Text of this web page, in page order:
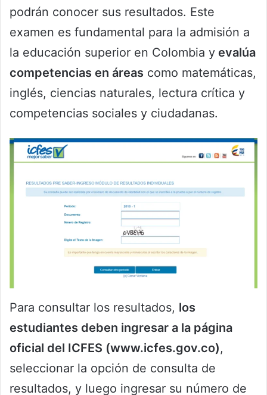
podrán conocer sus resultados. Este
examen es fundamental para la admisión a
la educación superior en Colombia y evalúa
competencias en áreas como matemáticas,
inglés, ciencias naturales, lectura crítica y
competencias sociales y ciudadanas.
Para consultar los resultados, los
estudiantes deben ingresar a la página
oficial del ICFES (www.icfes.gov.co),
seleccionar la opción de consulta de
resultados, y luego ingresar su número de